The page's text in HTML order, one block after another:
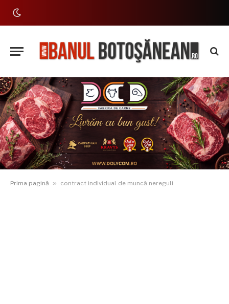
Prima pagină » contract individual de muncă nereguli